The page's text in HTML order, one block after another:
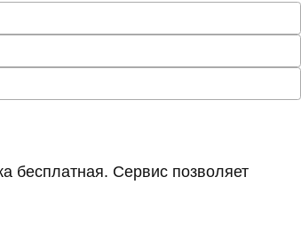
бесплатная. Сервис позволяет